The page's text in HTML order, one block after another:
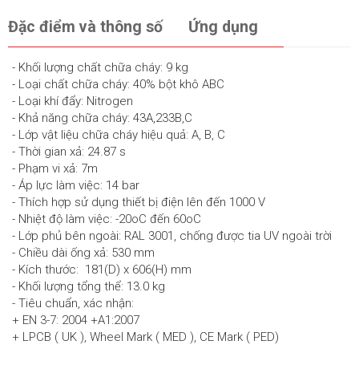
Đặc điểm và thông số Ứng dụng
- Khối lượng chất chữa cháy: 9 kg
- Loại chất chữa cháy: 40% bột khô ABC
- Loại khí đẩy: Nitrogen
- Khả năng chữa cháy: 43A,233B,C
- Lớp vật liệu chữa cháy hiệu quả: A, B, C
- Thời gian xả: 24.87 s
- Phạm vi xả: 7m
- Áp lực làm việc: 14 bar
- Thích hợp sử dụng thiết bị điện lên đến 1000 V
- Nhiệt độ làm việc: -20oC đến 60oC
- Lớp phủ bên ngoài: RAL 3001, chống được tia UV ngoài trời
- Chiều dài ống xả: 530 mm
- Kích thước: 181(D) x 606(H) mm
- Khối lượng tổng thể: 13.0 kg
- Tiêu chuẩn, xác nhận:
+ EN 3-7: 2004 +A1:2007
+ LPCB ( UK ), Wheel Mark ( MED ), CE Mark ( PED)